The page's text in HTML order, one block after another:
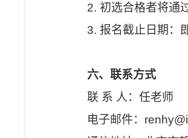
2. 初选合格者将通
3. 报名截止日期：
六、联系方式
联 系 人：任老师
电子邮件：